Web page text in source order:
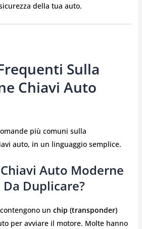
della tua auto.
Sulla
Chiavi Auto
più comuni sulla
auto, in un linguaggio semplice.
Auto Moderne
Duplicare?
un chip (transponder)
per avviare il motore. Molte hanno